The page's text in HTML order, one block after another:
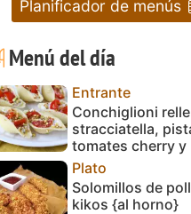
Planificador de menús
Menú del día
Entrante
Conchiglioni
stracciatella,
tomates cherry y
Plato
Solomillos de
kikos {al horno}